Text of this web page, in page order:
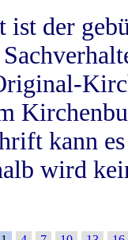
ist der
kann
wird